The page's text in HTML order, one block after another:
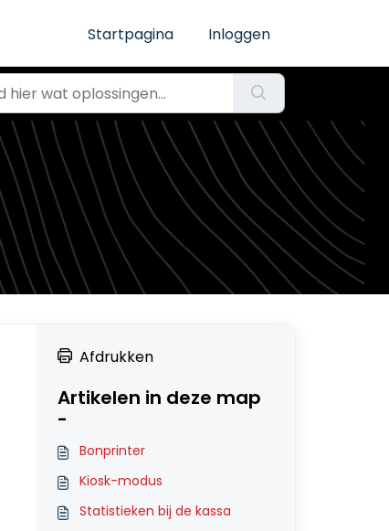
Startpagina Inloggen
Afdrukken
Artikelen in deze map
-
Bonprinter
Kiosk-modus
Statistieken bij de kassa